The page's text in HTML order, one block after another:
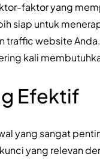
faktor yang
siap untuk
traffic website
kali
Efektif
yang sangat
yang relevan